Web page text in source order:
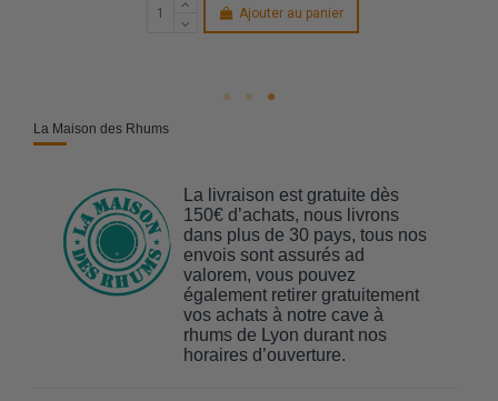
Ajouter au panier
La Maison des Rhums
La livraison est gratuite dès
150€ d’achats, nous livrons
dans plus de 30 pays, tous nos
envois sont assurés ad
valorem, vous pouvez
également retirer gratuitement
vos achats à notre cave à
rhums de Lyon durant nos
horaires d’ouverture.